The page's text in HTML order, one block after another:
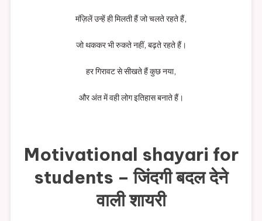
मंज़िलें उन्हें ही मिलती हैं जो चलते रहते हैं,
जो थककर भी रुकते नहीं, बढ़ते रहते हैं।
हर गिरावट से सीखते हैं कुछ नया,
और अंत में वही लोग इतिहास बनाते हैं।
Motivational shayari for
students – जिंदगी बदल देने
वाली शायरी